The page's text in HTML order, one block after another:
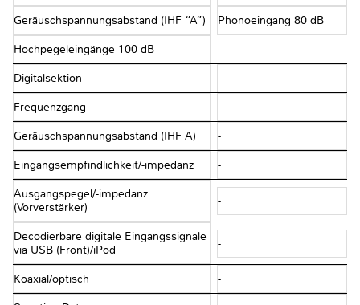
Geräuschspannungsabstand (IHF “A”) Phonoeingang 80 dB
Hochpegeleingänge 100 dB
Digitalsektion -
Frequenzgang -
Geräuschspannungsabstand (IHF A) -
Eingangsempfindlichkeit/-impedanz -
Ausgangspegel/-impedanz
(Vorverstärker)
-
Decodierbare digitale Eingangssignale
via USB (Front)/iPod
-
Koaxial/optisch -